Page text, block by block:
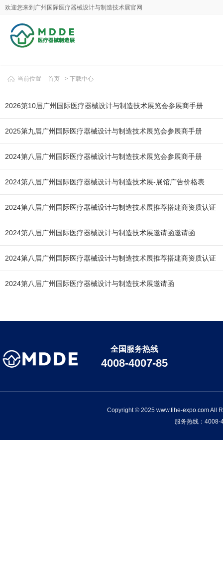
欢迎您来到广州国际医疗器械设计与制造技术展官网
当前位置 首页 > 下载中心
2026第10届广州国际医疗器械设计与制造技术展览会参展商手册
2025第九届广州国际医疗器械设计与制造技术展览会参展商手册
2024第八届广州国际医疗器械设计与制造技术展览会参展商手册
2024第八届广州国际医疗器械设计与制造技术展-展馆广告价格表
2024第八届广州国际医疗器械设计与制造技术展推荐搭建商资质认证
2024第八届广州国际医疗器械设计与制造技术展邀请函邀请函
2024第八届广州国际医疗器械设计与制造技术展推荐搭建商资质认证
2024第八届广州国际医疗器械设计与制造技术展邀请函
全国服务热线
4008-4007-85
Copyright © 2025 www.fihe-expo.com All
服务热线：4008-